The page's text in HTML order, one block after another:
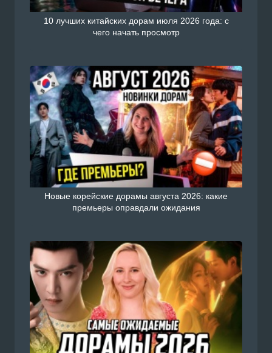
10 лучших китайских дорам июля 2026 года: с
чего начать просмотр
Новые корейские дорамы августа 2026: какие
премьеры оправдали ожидания